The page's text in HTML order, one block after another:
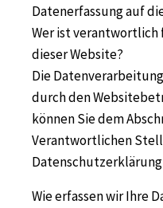
Datenerfassung auf
Wer ist verantwortlich
dieser Website?
Die
durch den
können Sie dem
Verantwortlichen
Wie erfassen wir Ihre